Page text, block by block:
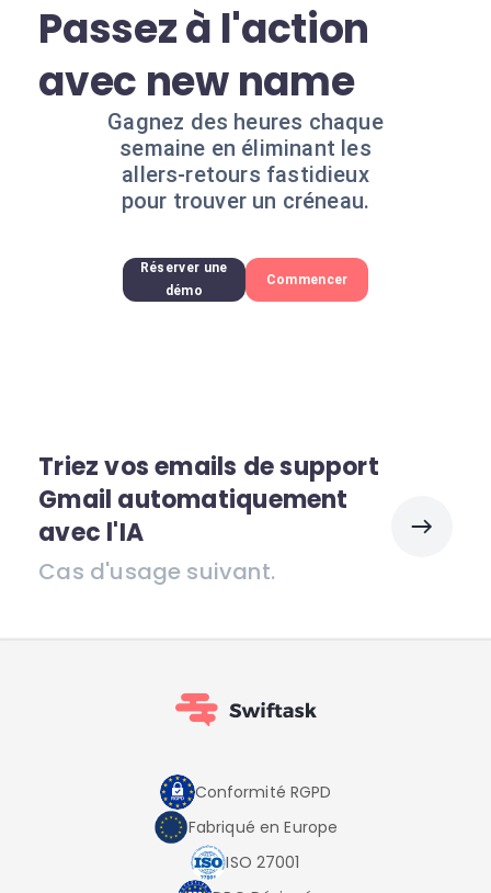
Passez à l'action
avec new name
Gagnez des heures chaque
semaine en éliminant les
allers-retours fastidieux
pour trouver un créneau.
Réserver une
démo
Commencer
Triez vos emails de support
Gmail automatiquement
avec l'IA
Cas d'usage suivant.
Conformité RGPD
Fabriqué en Europe
ISO 27001